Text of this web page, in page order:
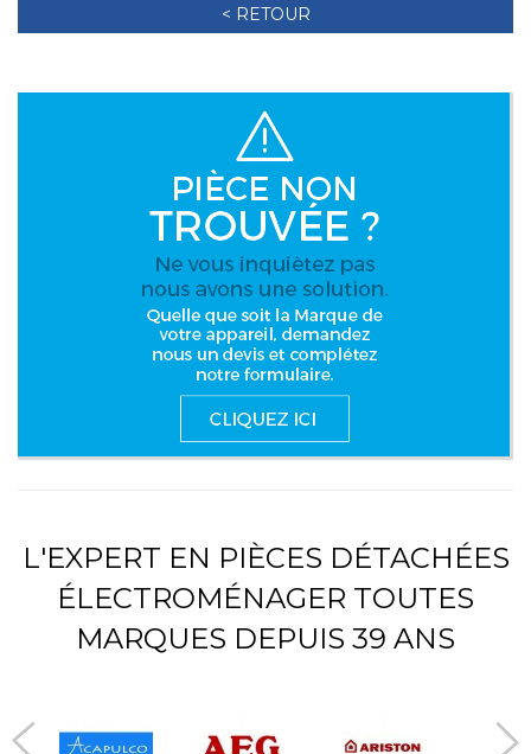
< RETOUR
L'EXPERT EN PIÈCES DÉTACHÉES
ÉLECTROMÉNAGER TOUTES
MARQUES DEPUIS 39 ANS